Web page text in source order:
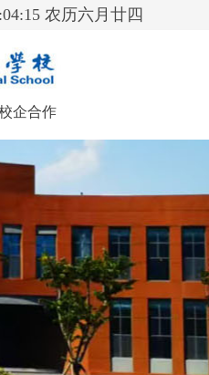
农历六月廿四
企合作